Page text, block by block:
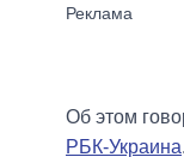
Об этом
РБК-Украина.